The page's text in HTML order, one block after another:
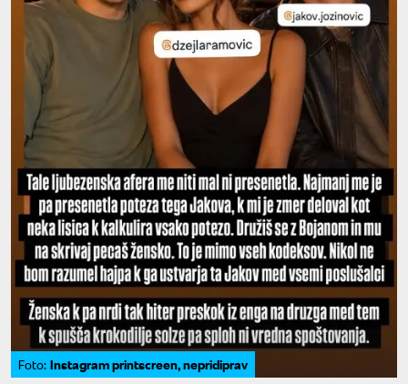
Foto: Instagram printscreen, nepridiprav